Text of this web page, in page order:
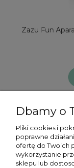
Zazu Fun
Moje konto
Dbamy o
Pliki cookies i
poprawne
ofertę do Twoich
wykorzystanie
sklepu lub